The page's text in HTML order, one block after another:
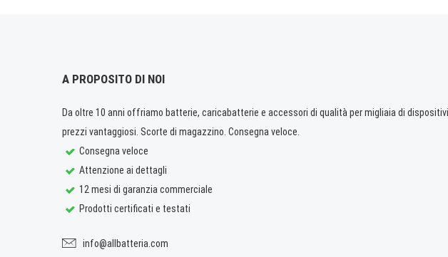
A PROPOSITO DI NOI
Da oltre 10 anni offriamo batterie, caricabatterie e accessori di qualità per migliaia di
prezzi vantaggiosi. Scorte di magazzino. Consegna veloce.
Consegna veloce
Attenzione ai dettagli
12 mesi di garanzia commerciale
Prodotti certificati e testati
info@allbatteria.com